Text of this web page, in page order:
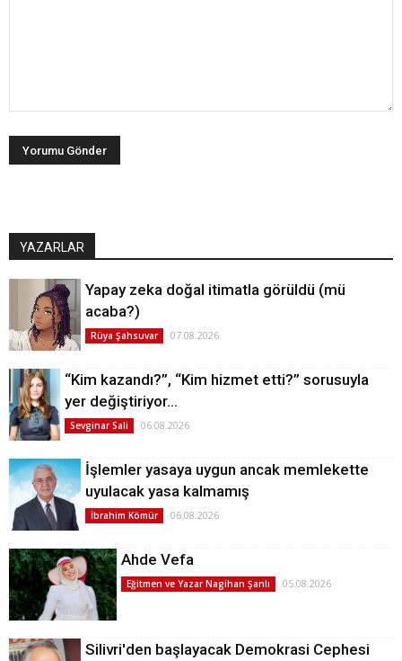
YAZARLAR
Yapay zeka doğal itimatla görüldü (mü
acaba?)
Rüya Şahsuvar 07.08.2026
“Kim kazandı?”, “Kim hizmet etti?” sorusuyla
yer değiştiriyor…
Sevginar Sali 06.08.2026
İşlemler yasaya uygun ancak memlekette
uyulacak yasa kalmamış
İbrahim Kömür 06.08.2026
Ahde Vefa
Eğitmen ve Yazar Nagihan Şanlı 05.08.2026
Silivri'den başlayacak Demokrasi Cephesi